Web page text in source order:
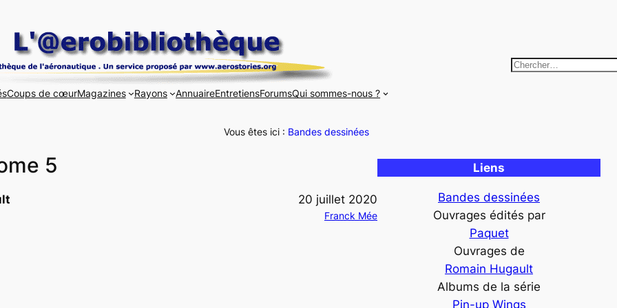
Coups de cœurMagazines Rayons AnnuaireEntretiensForumsQui sommes-nous ?
R
r
c
Vous êtes ici : Bandes dessinées
5
20 juillet 2020
Franck Mée
Liens
Bandes dessinées
Ouvrages édités par
Paquet
Ouvrages de
Romain Hugault
Albums de la série
Pin-up Wings